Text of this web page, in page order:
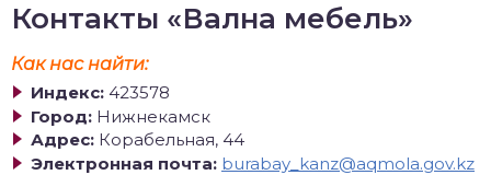
Контакты «Вална мебель»
Как нас найти:
Индекс: 423578
Город: Нижнекамск
Адрес: Корабельная, 44
Электронная почта: burabay_kanz@aqmola.gov.kz